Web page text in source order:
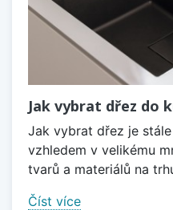
Jak vybrat dřez do
Jak vybrat dřez je
vzhledem v velikému
tvarů a materiálů na
Číst více